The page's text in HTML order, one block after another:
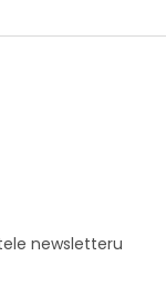
newsletteru